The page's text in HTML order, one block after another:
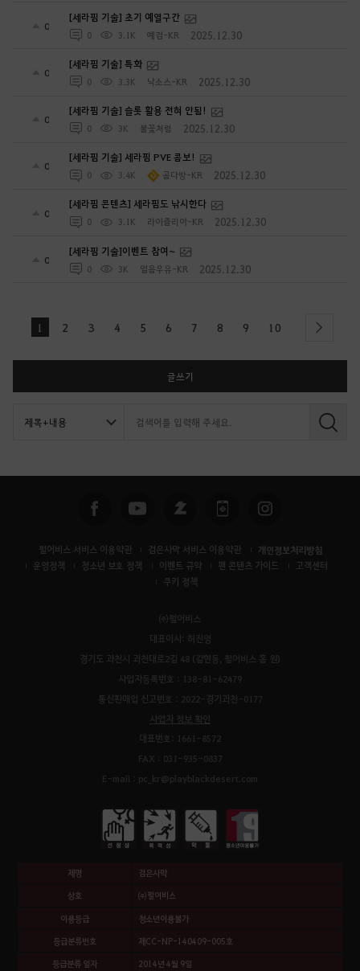
0
[세라핌 기술] 초기 예열구간
0 3.1K 예검-KR 2025.12.30
0
[세라핌 기술] 특화
0 3.3K 낙소스-KR 2025.12.30
0
[세라핌 기술] 슬롯 활용 전혀 안됨!
0 3K 불꽃처럼 2025.12.30
0
[세라핌 기술] 세라핌 PVE 콤보!
0 3.4K 곰다방-KR 2025.12.30
0
[세라핌 콘텐츠] 세라핌도 낚시한다
0 3.1K 라이즐리아-KR 2025.12.30
0
[세라핌 기술]이벤트 참여~
0 3K 얼음우유-KR 2025.12.30
1 2 3 4 5 6 7 8 9 10 next
글쓰기
검
펄어비스 서비스 이용약관 검은사막 서비스 이용약관 개인정보처리방침
운영정책 청소년 보호 정책 이벤트 규약 팬 콘텐츠 가이드
고객센터
쿠키 정책
㈜펄어비스
대표이사: 허진영
경기도 과천시 과천대로2길 48 (갈현동, 펄어비스 홈 원)
사업자등록번호 : 138-81-62479
통신판매업 신고번호 : 2022-경기과천-0177
사업자 정보 확인
대표번호: 1661-8572
FAX : 031-935-0837
E-mail : pc_kr@playblackdesert.com
제명 검은사막
상호 ㈜펄어비스
이용등급 청소년이용불가
등급분류번호 제CC-NP-140409-005호
등급분류 일자 2014년 4월 9일